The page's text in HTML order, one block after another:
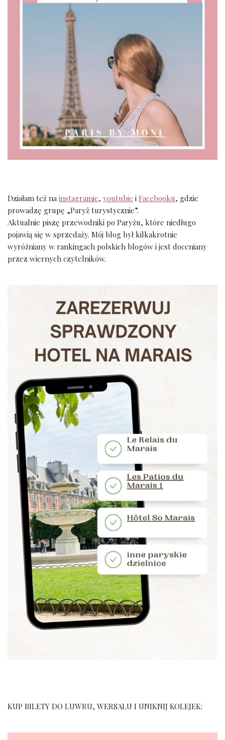
Działam też nainstagramie, youtubie i Facebooku, gdzie
prowadzę grupę „Paryż turystycznie”.
Aktualnie piszę przewodniki po Paryżu, które niedługo
pojawią się w sprzedaży. Mój blog był kilkakrotnie
wyróżniany w rankingach polskich blogów i jest doceniany
przez wiernych czytelników.
KUP BILETY DO LUWRU, WERSALU I UNIKNIJ KOLEJEK: